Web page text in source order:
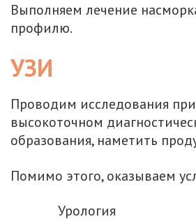
Выполняем лечение
профилю.
УЗИ
Проводим исследования
высокоточном
образования, наметить
Помимо этого, оказываем
Урология